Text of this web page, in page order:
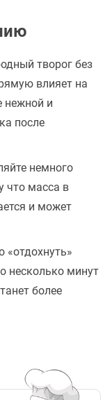
творог без
влияет на
нежной и
после
немного
что масса в
и может
«отдохнуть»
несколько минут
более